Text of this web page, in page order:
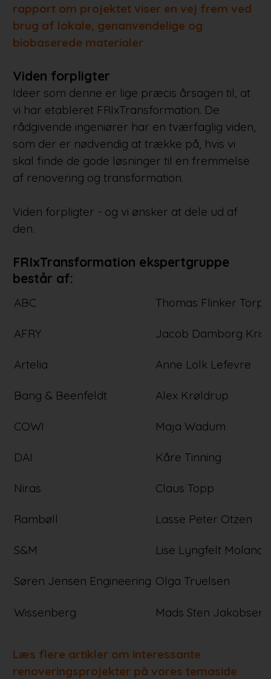
rapport om projektet viser en vej frem ved
brug af lokale, genanvendelige og
biobaserede materialer
Viden forpligter
Ideer som denne er lige præcis årsagen til, at
vi har etableret FRIxTransformation. De
rådgivende ingeniører har en tværfaglig viden,
som der er nødvendig at trække på, hvis vi
skal finde de gode løsninger til en fremmelse
af renovering og transformation.
Viden forpligter - og vi ønsker at dele ud af
den.
FRIxTransformation ekspertgruppe
består af:
ABC Thomas Flinker Torp
AFRY Jacob Damborg
Artelia Anne Lolk Lefevre
Bang & Beenfeldt Alex Krøldrup
COWI Maja Wadum
DAI Kåre Tinning
Niras Claus Topp
Rambøll Lasse Peter Otzen
S&M Lise Lyngfelt
Søren Jensen Engineering Olga Truelsen
Wissenberg Mads Sten Jakobsen
Læs flere artikler om interessante
renoveringsprojekter på vores temaside